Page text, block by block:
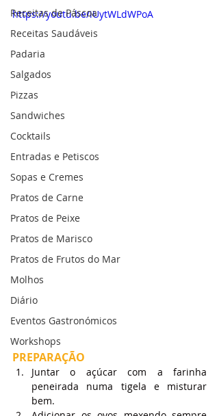
Receitas de Páscoa
Receitas Saudáveis
Padaria
Salgados
Pizzas
Sandwiches
Cocktails
Entradas e Petiscos
Sopas e Cremes
Pratos de Carne
Pratos de Peixe
Pratos de Marisco
Pratos de Frutos do Mar
Molhos
Diário
Eventos Gastronómicos
Workshops
https://youtu.be/iUytWLdWPoA
PREPARAÇÃO
Juntar o açúcar com a farinha
peneirada numa tigela e misturar
bem.